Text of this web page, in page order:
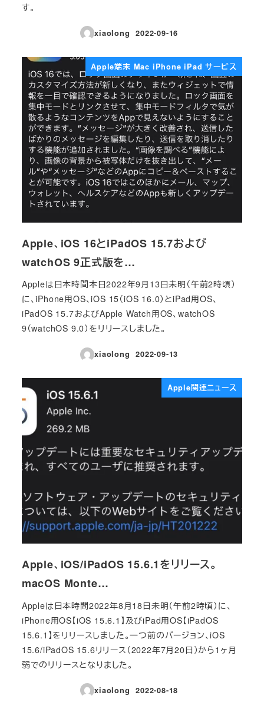
す。
xiaolong
投稿日
2022-09-16
Apple端末 Mac iPhone iPad サービス
Apple、iOS 16とiPadOS 15.7および
watchOS 9正式版を…
Appleは日本時間本日2022年9月13日未明（午前2時頃）
に、iPhone用OS、iOS 15（iOS 16.0）とiPad用OS、
iPadOS 15.7およびApple Watch用OS、watchOS
9（watchOS 9.0）をリリースしました。
xiaolong
投稿日
2022-09-13
Apple関連ニュース
Apple、iOS/iPadOS 15.6.1をリリース。
macOS Monte…
Appleは日本時間2022年8月18日未明（午前2時頃）に、
iPhone用OS【iOS 15.6.1】及びiPad用OS【iPadOS
15.6.1】をリリースしました。一つ前のバージョン、iOS
15.6/iPadOS 15.6リリース（2022年7月20日）から1ヶ月
弱でのリリースとなりました。
xiaolong
投稿日
2022-08-18